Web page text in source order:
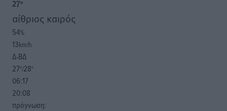
27°
αίθριος καιρός
54%
13km/h
Δ-ΒΔ
27°/28°
06:17
20:08
πρόγνωση: